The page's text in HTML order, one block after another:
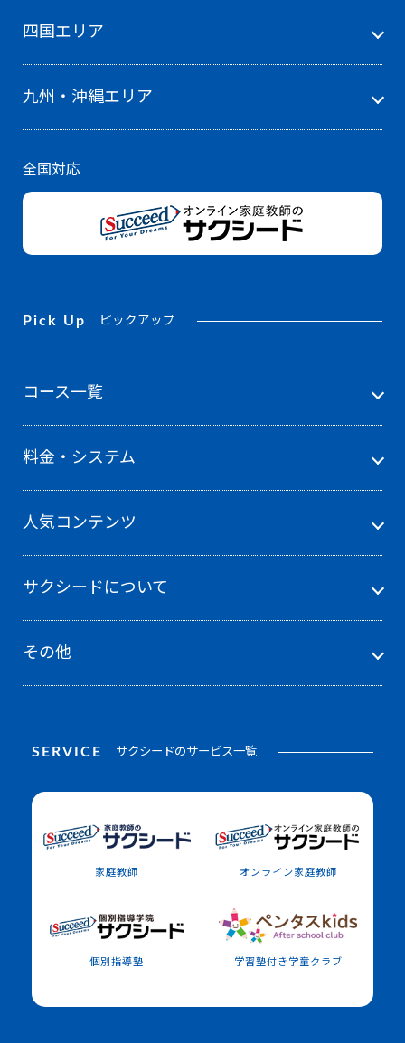
四国エリア
九州・沖縄エリア
全国対応
Pick Up ピックアップ
サクシードについて
料金・システム
コース一覧
人気コンテンツ
その他
SERVICE サクシードのサービス一覧
家庭教師 オンライン家庭教師
個別指導塾 学習塾付き学童クラブ